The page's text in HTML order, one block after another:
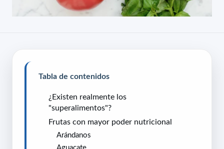
Tabla de contenidos
¿Existen realmente los
"superalimentos"?
Frutas con mayor poder nutricional
Arándanos
Aguacate